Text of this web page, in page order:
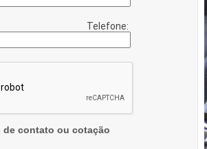
Telefone:
de contato ou cotação